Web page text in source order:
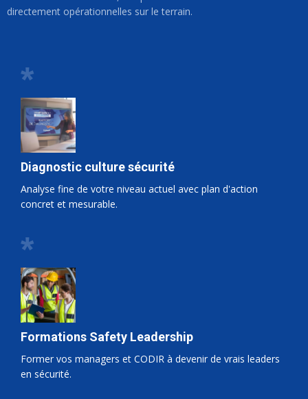
directement opérationnelles sur le terrain.
*
Diagnostic culture sécurité
Analyse fine de votre niveau actuel avec plan d'action
concret et mesurable.
*
Formations Safety Leadership
Former vos managers et CODIR à devenir de vrais leaders
en sécurité.